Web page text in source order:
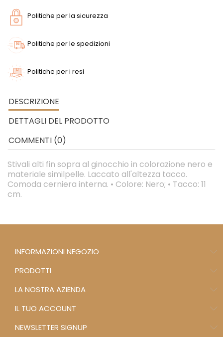
Politiche per la sicurezza
Politiche per le spedizioni
Politiche per i resi
DESCRIZIONE
DETTAGLI DEL PRODOTTO
COMMENTI (0)
Stivali alti fin sopra al ginocchio in colorazione nero e
materiale similpelle. Laccato all'altezza tacco.
Comoda cerniera interna. • Colore: Nero; • Tacco: 11
cm.
INFORMAZIONI NEGOZIO
PRODOTTI
LA NOSTRA AZIENDA
IL TUO ACCOUNT
NEWSLETTER SIGNUP